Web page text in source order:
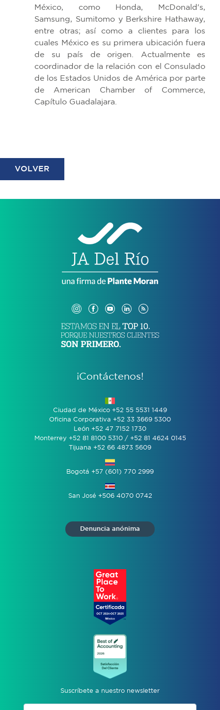
México, como Honda, McDonald's,
Samsung, Sumitomo y Berkshire Hathaway,
entre otras; así como a clientes para los
cuales México es su primera ubicación fuera
de su país de origen. Actualmente es
coordinador de la relación con el Consulado
de los Estados Unidos de América por parte
de American Chamber of Commerce,
Capítulo Guadalajara.
VOLVER
¡Contáctenos!
Ciudad de México +52 55 5531 1449
Oficina Corporativa +52 33 3669 5300
León +52 47 7152 1730
Monterrey +52 81 8100 5310 / +52 81 4624 0145
Tijuana +52 66 4873 5609
Bogotá +57 (601) 770 2999
San José +506 4070 0742
Denuncia anónima
Suscríbete a nuestro newsletter